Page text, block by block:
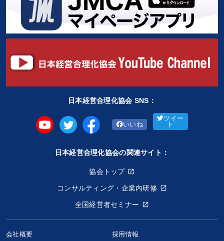
日本経営合理化協会 SNS：
いいね
ツイー
ト
日本経営合理化協会の関連サイト：
協会トップ
コンサルティング・企業内研修
全国経営者セミナー
会社概要 採用情報